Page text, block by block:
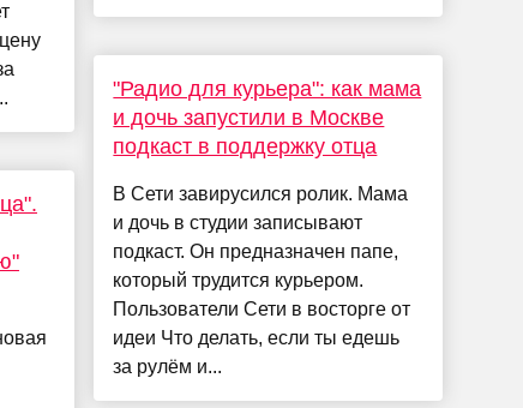
"Радио для курьера": как мама
и дочь запустили в Москве
подкаст в поддержку отца
В Сети завирусился ролик. Мама
и дочь в студии записывают
подкаст. Он предназначен папе,
который трудится курьером.
Пользователи Сети в восторге от
идеи Что делать, если ты едешь
за рулём и...